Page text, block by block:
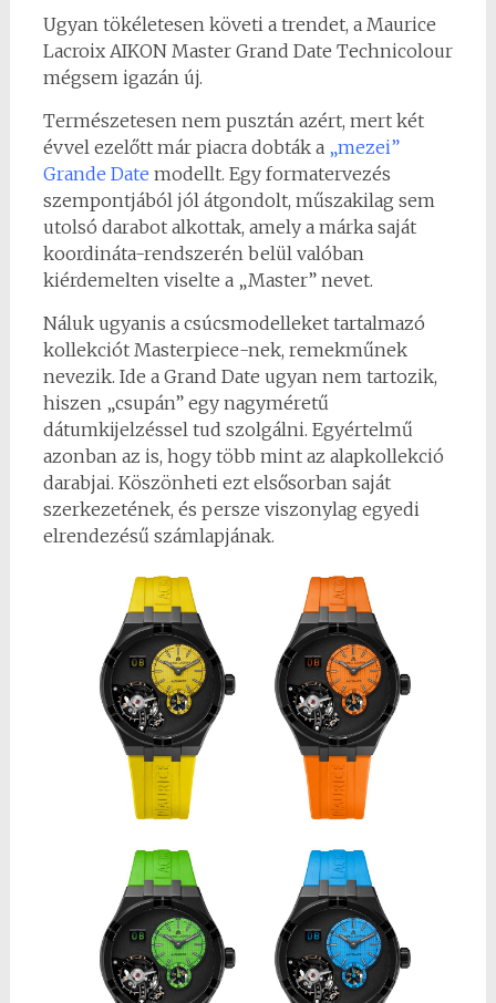
Ugyan tökéletesen követi a trendet, a Maurice
Lacroix AIKON Master Grand Date Technicolour
mégsem igazán új.
Természetesen nem pusztán azért, mert két
évvel ezelőtt már piacra dobták a „mezei”
Grande Date modellt. Egy formatervezés
szempontjából jól átgondolt, műszakilag sem
utolsó darabot alkottak, amely a márka saját
koordináta-rendszerén belül valóban
kiérdemelten viselte a „Master” nevet.
Náluk ugyanis a csúcsmodelleket tartalmazó
kollekciót Masterpiece-nek, remekműnek
nevezik. Ide a Grand Date ugyan nem tartozik,
hiszen „csupán” egy nagyméretű
dátumkijelzéssel tud szolgálni. Egyértelmű
azonban az is, hogy több mint az alapkollekció
darabjai. Köszönheti ezt elsősorban saját
szerkezetének, és persze viszonylag egyedi
elrendezésű számlapjának.